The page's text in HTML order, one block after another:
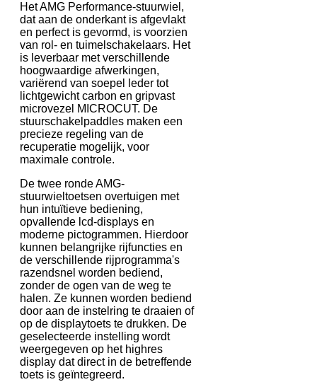
Het AMG Performance-stuurwiel,
dat aan de onderkant is afgevlakt
en perfect is gevormd, is voorzien
van rol- en tuimelschakelaars. Het
is leverbaar met verschillende
hoogwaardige afwerkingen,
variërend van soepel leder tot
lichtgewicht carbon en gripvast
microvezel MICROCUT. De
stuurschakelpaddles maken een
precieze regeling van de
recuperatie mogelijk, voor
maximale controle.
De twee ronde AMG-
stuurwieltoetsen overtuigen met
hun intuïtieve bediening,
opvallende lcd-displays en
moderne pictogrammen. Hierdoor
kunnen belangrijke rijfuncties en
de verschillende rijprogramma's
razendsnel worden bediend,
zonder de ogen van de weg te
halen. Ze kunnen worden bediend
door aan de instelring te draaien of
op de displaytoets te drukken. De
geselecteerde instelling wordt
weergegeven op het highres
display dat direct in de betreffende
toets is geïntegreerd.